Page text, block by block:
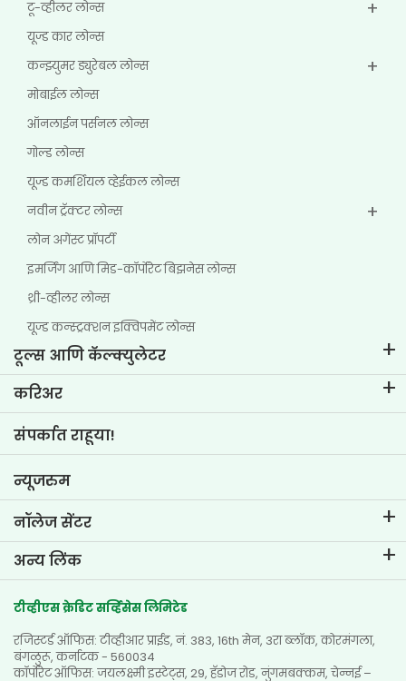
टू-व्हीलर लोन्स
यूज्ड कार लोन्स
कन्झ्युमर ड्युरेबल लोन्स
मोबाईल लोन्स
ऑनलाईन पर्सनल लोन्स
गोल्ड लोन्स
यूज्ड कमर्शियल व्हेईकल लोन्स
नवीन ट्रॅक्टर लोन्स
लोन अगेंस्ट प्रॉपर्टी
इमर्जिंग आणि मिड-कॉर्पोरेट बिझनेस लोन्स
थ्री-व्हीलर लोन्स
यूज्ड कन्स्ट्रक्शन इक्विपमेंट लोन्स
टूल्स आणि कॅल्क्युलेटर
ईएमआय कॅल्क्युलेटर
टू-व्हीलर लोन ईएमआय कॅल्क्युलेटर
कार वॅल्यूएशन टूल
करिअर
टीव्हीएस क्रेडिट मधील जीवन
नोकरीच्या संधी
संपर्कात राहूया!
न्यूजरुम
नॉलेज सेंटर
ब्लॉग
एफएक्यू
प्रशंसापत्रे
फोटो गॅलरी
व्हिडिओ गॅलरी
अन्य लिंक
डीलर लोकेटर
साईटमॅप
टीव्हीएस क्रेडिट सर्व्हिसेस लिमिटेड
रजिस्टर्ड ऑफिस: टीव्हीआर प्राईड, नं. 383, 16th मेन, 3रा ब्लॉक, कोरमंगला,
बंगळुरू, कर्नाटक - 560034
कॉर्पोरेट ऑफिस: जयलक्ष्मी इस्टेट्स, 29, हॅडोज रोड, नुंगमबक्कम, चेन्नई –